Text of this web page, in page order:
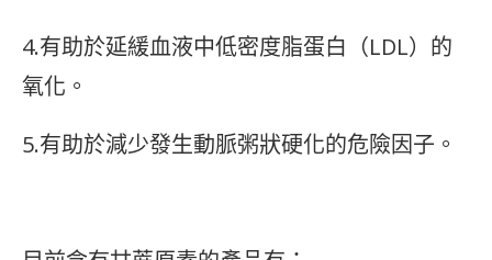
4.有助於延緩血液中低密度脂蛋白（LDL）的
氧化。
5.有助於減少發生動脈粥狀硬化的危險因子。